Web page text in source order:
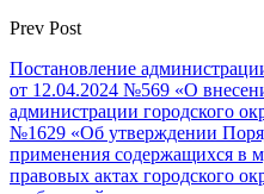
Prev Post
Постановление
от 12.04.2024 №569 «О
администрации городского
№1629 «Об утверждении
применения содержащихся в
правовых актах городского